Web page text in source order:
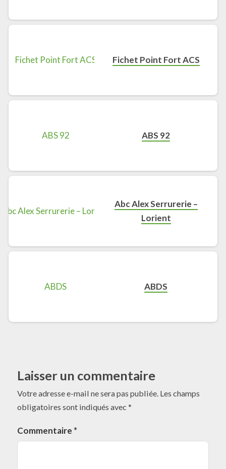
Fichet Point Fort ACS
ABS 92
Abc Alex Serrurerie –
Lorient
ABDS
Laisser un commentaire
Votre adresse e-mail ne sera pas publiée. Les champs
obligatoires sont indiqués avec *
Commentaire *